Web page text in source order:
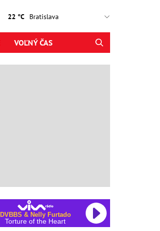
22 °C
VOĽNÝ ČAS
DVBBS & Nelly Furtado
Torture of the Heart